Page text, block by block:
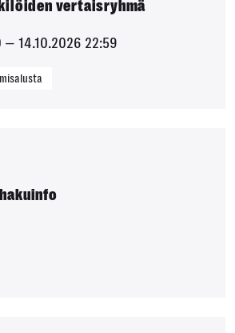
vertaisryhmä
— 14.10.2026 22:59